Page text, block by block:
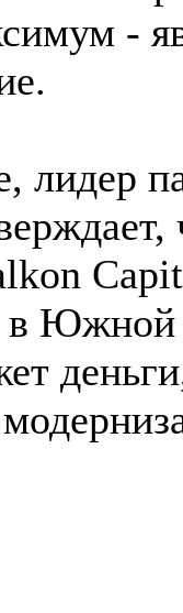
-
лидер
в Южной